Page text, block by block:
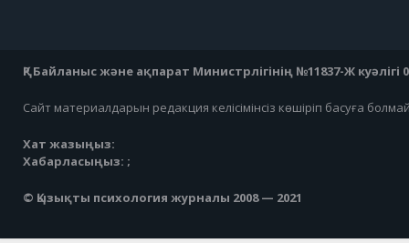
ҚР Байланыс және ақпарат Министрлігінің №11837-Ж куәлігі
Сайт материалдарын редакция келісімінсіз көшіріп басуға
Хат жазыңыз:
Хабарласыңыз: ;
© Қызықты психология журналы 2008 — 2021